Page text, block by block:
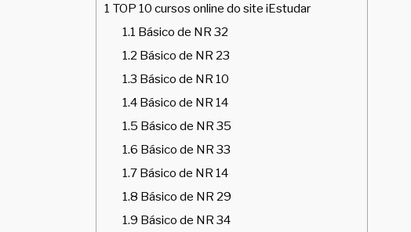
1 TOP 10 cursos online do site iEstudar
1.1 Básico de NR 32
1.2 Básico de NR 23
1.3 Básico de NR 10
1.4Básico de NR 14
1.5 Básico de NR 35
1.6 Básico de NR 33
1.7Básico de NR 14
1.8 Básico de NR 29
1.9 Básico de NR 34